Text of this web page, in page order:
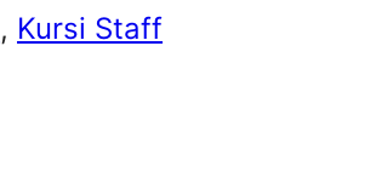
, Kursi Staff